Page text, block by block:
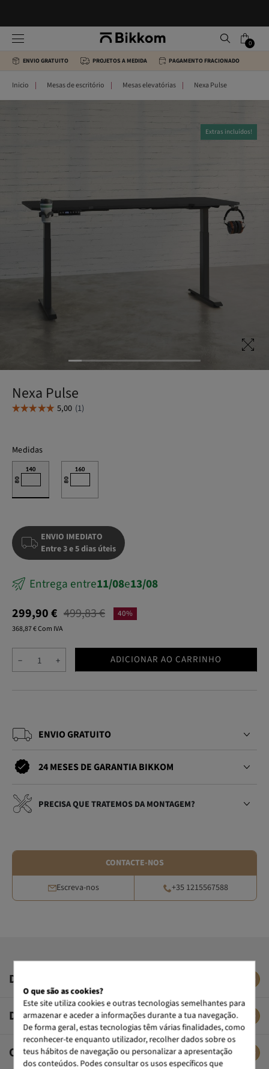
0
ENVIO GRATUITO PROJETOS A MEDIDA PAGAMENTO FRACIONADO
Inicio Mesas de escritório Mesas elevatórias Nexa Pulse
Nexa Pulse
Medidas
ENVIO IMEDIATO
Entre 3 e 5 dias úteis
Entrega entre11/08e13/08
40%
299,90 € 499,83 €
368,87 € Com IVA
− + ADICIONAR AO CARRINHO
ENVIO GRATUITO
24 MESES DE GARANTIA BIKKOM
PRECISA QUE TRATEMOS DA MONTAGEM?
CONTACTE-NOS
Escreva-nos +35 1215567588
Extras incluídos!
DESCRIÇÃO
DADOS TÉCNICOS
OPINIÕES DE CLIENTES
O que são as cookies?
Este site utiliza cookies e outras tecnologias semelhantes para
armazenar e aceder a informações durante a tua navegação.
De forma geral, estas tecnologias têm várias finalidades, como
reconhecer-te enquanto utilizador, recolher dados sobre os
teus hábitos de navegação ou personalizar a apresentação
dos conteúdos. Podes consultar os usos específicos que